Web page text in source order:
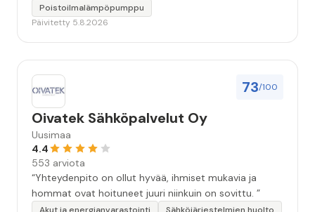
Poistoilmalämpöpumppu
Päivitetty 5.8.2026
73/100
Oivatek Sähköpalvelut Oy
Uusimaa
4.4
553 arviota
“Yhteydenpito on ollut hyvää, ihmiset mukavia ja
hommat ovat hoituneet juuri niinkuin on sovittu. ”